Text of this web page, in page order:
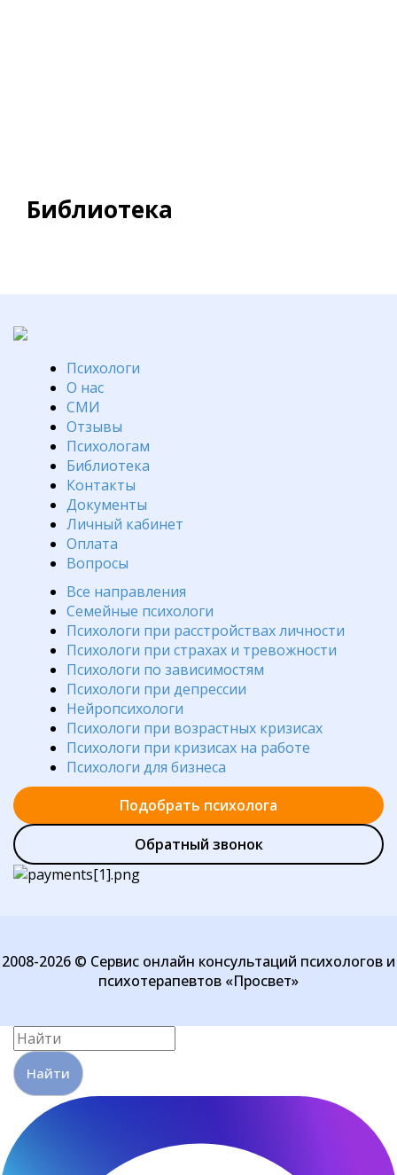
Библиотека
Психологи
О нас
СМИ
Отзывы
Психологам
Библиотека
Контакты
Документы
Личный кабинет
Оплата
Вопросы
Все направления
Семейные психологи
Психологи при расстройствах личности
Психологи при страхах и тревожности
Психологи по зависимостям
Психологи при депрессии
Нейропсихологи
Психологи при возрастных кризисах
Психологи при кризисах на работе
Психологи для бизнеса
Подобрать психолога
Обратный звонок
2008-2026 © Сервис онлайн консультаций психологов и
психотерапевтов «Просвет»
Найти